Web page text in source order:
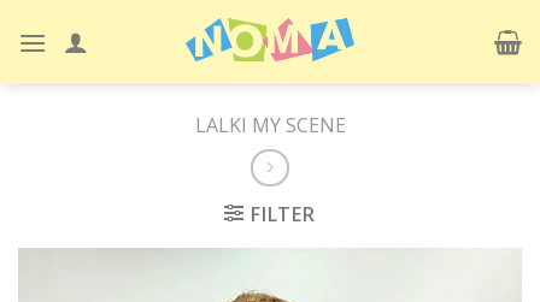
LALKI MY SCENE
FILTER